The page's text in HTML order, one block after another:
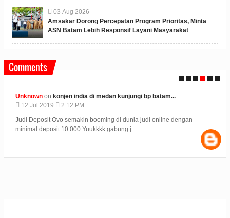
03 Aug 2026
Amsakar Dorong Percepatan Program Prioritas, Minta
ASN Batam Lebih Responsif Layani Masyarakat
Comments
Anonymousonpolres karimun memberikan kue ulang...
09 Jul 2019
4:08 PM
Hasil Seleksi Bersama Perguruan Tinggi SBMPTN 2019 diumumkan
pada Selasa (9/7) pukul 15.00 WIB. Samp...